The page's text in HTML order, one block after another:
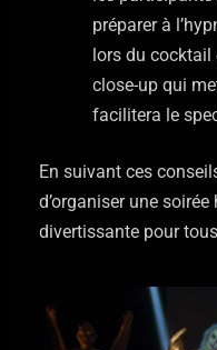
préparer à
lors du cocktail
close-up qui
facilitera le
En suivant ces
d’organiser une
divertissante pour